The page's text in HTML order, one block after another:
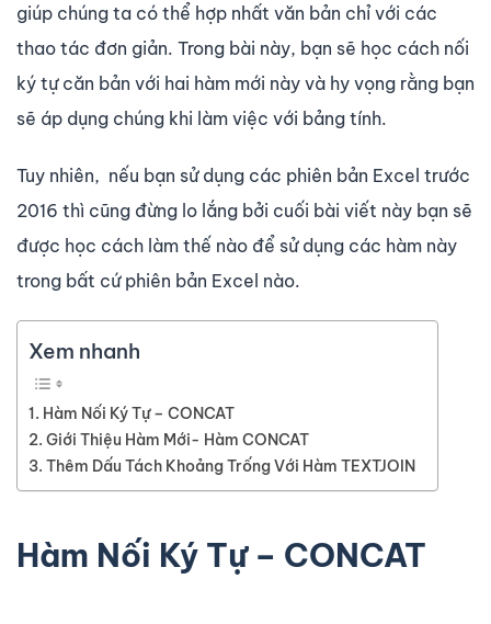
giúp chúng ta có thể hợp nhất văn bản chỉ với các
thao tác đơn giản. Trong bài này, bạn sẽ học cách nối
ký tự căn bản với hai hàm mới này và hy vọng rằng bạn
sẽ áp dụng chúng khi làm việc với bảng tính.
Tuy nhiên, nếu bạn sử dụng các phiên bản Excel trước
2016 thì cũng đừng lo lắng bởi cuối bài viết này bạn sẽ
được học cách làm thế nào để sử dụng các hàm này
trong bất cứ phiên bản Excel nào.
Xem nhanh
Hàm Nối Ký Tự – CONCAT
Giới Thiệu Hàm Mới- Hàm CONCAT
Thêm Dấu Tách Khoảng Trống Với Hàm TEXTJOIN
Hàm Nối Ký Tự – CONCAT